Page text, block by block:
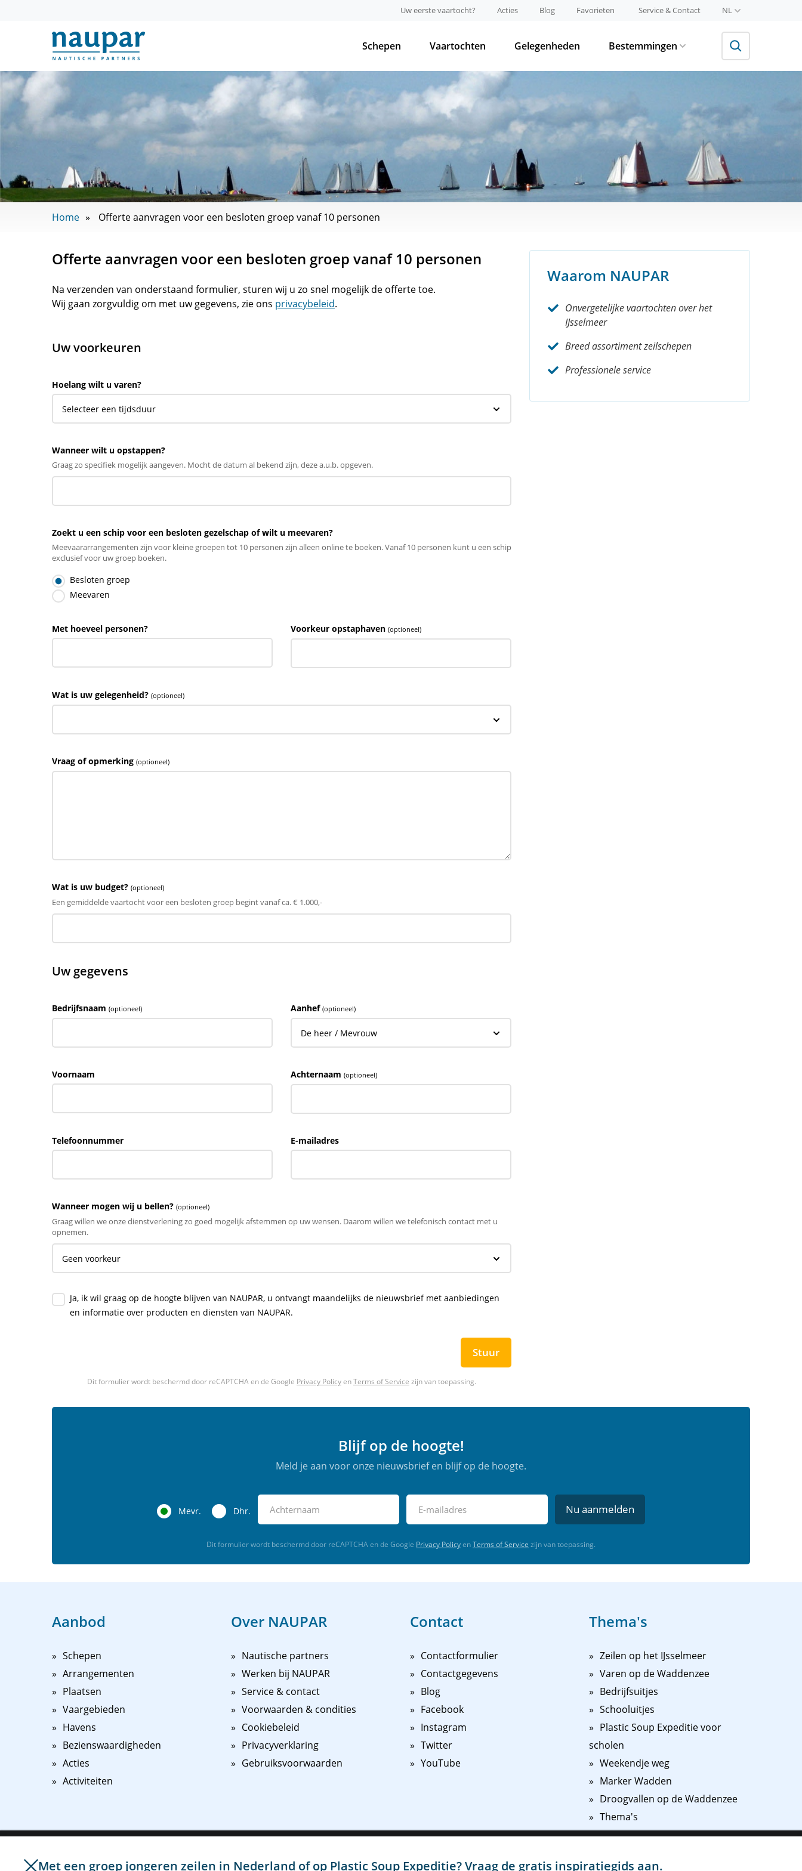
Uw eerste vaartocht? Acties Blog Favorieten Service & Contact NL
Schepen Vaartochten Gelegenheden Bestemmingen
Home Offerte aanvragen voor een besloten groep vanaf 10 personen
Offerte aanvragen voor een besloten groep vanaf 10 personen
Na verzenden van onderstaand formulier, sturen wij u zo snel mogelijk de offerte toe.
Wij gaan zorgvuldig om met uw gegevens, zie ons privacybeleid.
Uw voorkeuren
Hoelang wilt u varen?
Wanneer wilt u opstappen?
Graag zo specifiek mogelijk aangeven. Mocht de datum al bekend zijn, deze a.u.b. opgeven.
Zoekt u een schip voor een besloten gezelschap of wilt u meevaren?
Meevaararrangementen zijn voor kleine groepen tot 10 personen zijn alleen online te boeken. Vanaf 10 personen kunt u een schip
exclusief voor uw groep boeken.
Besloten groep
Meevaren
Met hoeveel personen? Voorkeur opstaphaven (optioneel)
Wat is uw gelegenheid? (optioneel)
Vraag of opmerking (optioneel)
Wat is uw budget? (optioneel)
Een gemiddelde vaartocht voor een besloten groep begint vanaf ca. € 1.000,-
Uw gegevens
Bedrijfsnaam (optioneel) Aanhef (optioneel)
Voornaam Achternaam (optioneel)
Telefoonnummer E-mailadres
Wanneer mogen wij u bellen? (optioneel)
Graag willen we onze dienstverlening zo goed mogelijk afstemmen op uw wensen. Daarom willen we telefonisch contact met u
opnemen.
Ja, ik wil graag op de hoogte blijven van NAUPAR, u ontvangt maandelijks de nieuwsbrief met aanbiedingen
en informatie over producten en diensten van NAUPAR.
Stuur
Dit formulier wordt beschermd door reCAPTCHA en de Google Privacy PolicyenTerms of Service zijn van toepassing.
Waarom NAUPAR
Onvergetelijke vaartochten over het
IJsselmeer
Breed assortiment zeilschepen
Professionele service
Blijf op de hoogte!
Meld je aan voor onze nieuwsbrief en blijf op de hoogte.
Mevr. Dhr. Nu aanmelden
Dit formulier wordt beschermd door reCAPTCHA en de Google Privacy PolicyenTerms of Service zijn van toepassing.
Aanbod
Schepen
Arrangementen
Plaatsen
Vaargebieden
Havens
Bezienswaardigheden
Acties
Activiteiten
Over NAUPAR
Nautische partners
Werken bij NAUPAR
Service & contact
Voorwaarden & condities
Cookiebeleid
Privacyverklaring
Gebruiksvoorwaarden
Contact
Contactformulier
Contactgegevens
Blog
Facebook
Instagram
Twitter
YouTube
Thema's
Zeilen op het IJsselmeer
Varen op de Waddenzee
Bedrijfsuitjes
Schooluitjes
Plastic Soup Expeditie voor
scholen
Weekendje weg
Marker Wadden
Droogvallen op de Waddenzee
Thema's
Met een groep jongeren zeilen in Nederland of op Plastic Soup Expeditie? Vraag de gratis inspiratiegids aan.
gebruik van cookies en vergelijkbare technieken. Hiermee kunnen wij en derde partijen advertenties en content binnen en buiten onze
Ik ga akkoord